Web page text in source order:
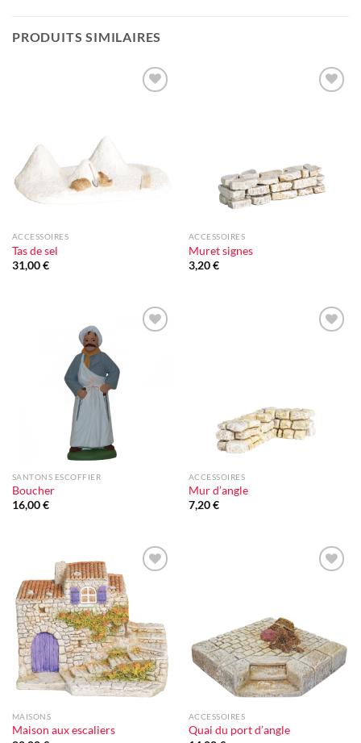
PRODUITS SIMILAIRES
ACCESSOIRES
Tas de sel
31,00€
ACCESSOIRES
Muret signes
3,20€
SANTONS ESCOFFIER
Boucher
16,00€
ACCESSOIRES
Mur d’angle
7,20€
MAISONS
Maison aux escaliers
ACCESSOIRES
Quai du port d’angle